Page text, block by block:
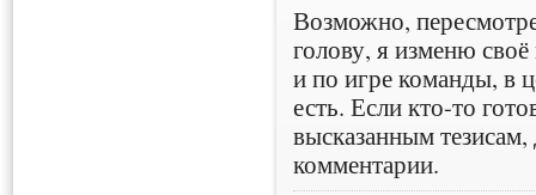
Возможно,
голову, я изменю
и по игре команды, в
есть. Если кто-то
высказанным
комментарии.